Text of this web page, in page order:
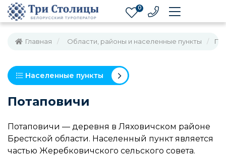
0
Главная Области, районы и населенные пункты
Населенные пункты
Потаповичи
Потаповичи — деревня в Ляховичском районе
Брестской области. Населенный пункт является
частью Жеребковичского сельского совета.